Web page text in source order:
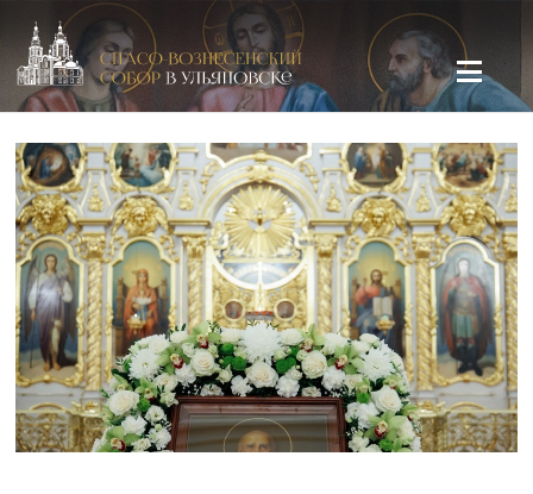
Спасо-Вознесенский кафедральный собор в Ульяновске